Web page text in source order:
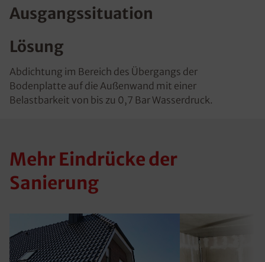
Ausgangssituation
Lösung
Abdichtung im Bereich des Übergangs der
Bodenplatte auf die Außenwand mit einer
Belastbarkeit von bis zu 0,7 Bar Wasserdruck.
Mehr Eindrücke der
Sanierung